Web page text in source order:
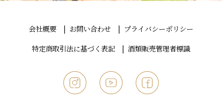
会社概要 お問い合わせ
プライバシーポリシー
特定商取引法に基づく表記
酒類販売管理者標識